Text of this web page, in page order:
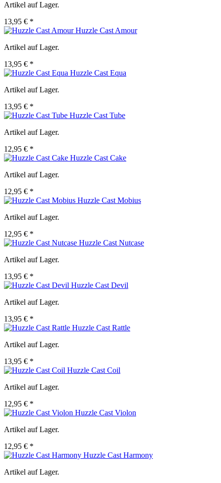
Artikel auf Lager.
13,95 € *
Huzzle Cast Amour
Artikel auf Lager.
13,95 € *
Huzzle Cast Equa
Artikel auf Lager.
13,95 € *
Huzzle Cast Tube
Artikel auf Lager.
12,95 € *
Huzzle Cast Cake
Artikel auf Lager.
12,95 € *
Huzzle Cast Mobius
Artikel auf Lager.
12,95 € *
Huzzle Cast Nutcase
Artikel auf Lager.
13,95 € *
Huzzle Cast Devil
Artikel auf Lager.
13,95 € *
Huzzle Cast Rattle
Artikel auf Lager.
13,95 € *
Huzzle Cast Coil
Artikel auf Lager.
12,95 € *
Huzzle Cast Violon
Artikel auf Lager.
12,95 € *
Huzzle Cast Harmony
Artikel auf Lager.